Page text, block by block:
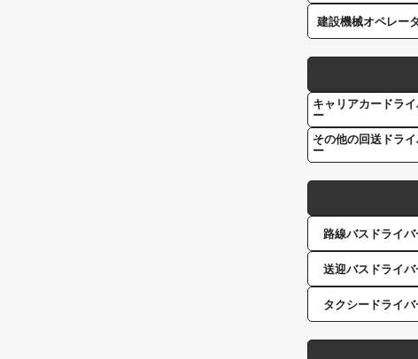
建設機械オペレー
キャリアカードラ
ー
その他の回送ドラ
ー
路線バスドライバ
送迎バスドライバ
タクシードライバ